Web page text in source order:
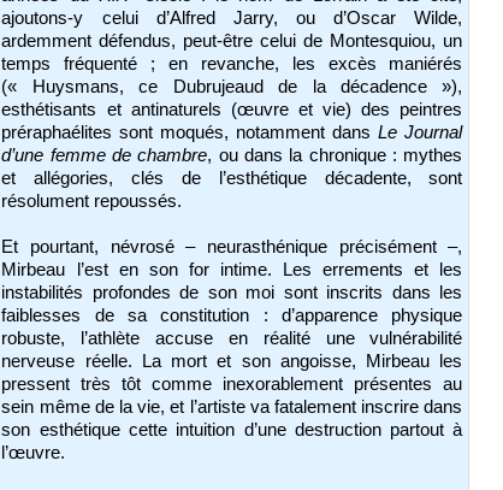
ajoutons-y celui d’Alfred Jarry, ou d’Oscar Wilde,
ardemment défendus, peut-être celui de Montesquiou, un
temps fréquenté ; en revanche, les excès maniérés
(« Huysmans, ce Dubrujeaud de la décadence »),
esthétisants et antinaturels (œuvre et vie) des peintres
préraphaélites sont moqués, notamment dansLe Journal
d’une femme de chambre, ou dans la chronique : mythes
et allégories, clés de l’esthétique décadente, sont
résolument repoussés.
Et pourtant, névrosé – neurasthénique précisément –,
Mirbeau l’est en son for intime. Les errements et les
instabilités profondes de son moi sont inscrits dans les
faiblesses de sa constitution : d’apparence physique
robuste, l’athlète accuse en réalité une vulnérabilité
nerveuse réelle. La mort et son angoisse, Mirbeau les
pressent très tôt comme inexorablement présentes au
sein même de la vie, et l’artiste va fatalement inscrire dans
son esthétique cette intuition d’une destruction partout à
l’œuvre.